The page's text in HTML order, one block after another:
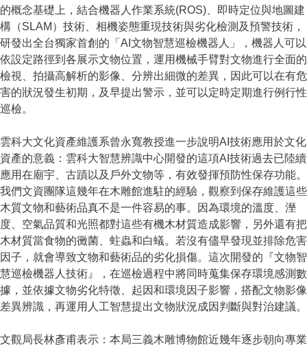
的概念基礎上，結合機器人作業系統(ROS)、即時定位與地圖建
構（SLAM）技術、相機姿態重現技術與劣化檢測及預警技術，
研發出全台獨家首創的「AI文物智慧巡檢機器人」，機器人可以
依設定路徑到各展示文物位置，運用機械手臂對文物進行全面的
檢視、拍攝高解析的影像、分辨出細微的差異，因此可以在有危
害的狀況發生初期，及早提出警示，並可以定時定期進行例行性
巡檢。
雲科大文化資產維護系曾永寬教授進一步說明AI技術應用於文化
資產的意義：雲科大智慧辨識中心開發的這項AI技術過去已陸續
應用在廟宇、古蹟以及戶外文物等，有效發揮預防性保存功能。
我們文資團隊這幾年在木雕館進駐的經驗，觀察到保存維護這些
木質文物和藝術品真不是一件容易的事。因為環境的溫度、溼
度、空氣品質和光照都對這些有機木材質造成影響，另外還有把
木材質當食物的黴菌、蛀蟲和白蟻。若沒有儘早發現並排除危害
因子，就會導致文物和藝術品的劣化損傷。這次開發的『文物智
慧巡檢機器人技術』，在巡檢過程中將同時蒐集保存環境感測數
據，並依據文物劣化特徵、起因和環境因子影響，搭配文物影像
差異辨識，再運用人工智慧提出文物狀況成因判斷與對治建議。
文觀局長林彥甫表示：本局三義木雕博物館近幾年逐步朝向專業